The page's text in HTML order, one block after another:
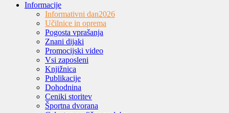
Informacije
Informativni dan2026
Učilnice in oprema
Pogosta vprašanja
Znani dijaki
Promocijski video
Vsi zaposleni
Knjižnica
Publikacije
Dohodnina
Ceniki storitev
Športna dvorana